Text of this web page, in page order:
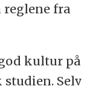
fra
kultur på
Selv